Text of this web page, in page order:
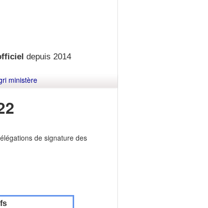
depuis 2014
ministère
de signature des